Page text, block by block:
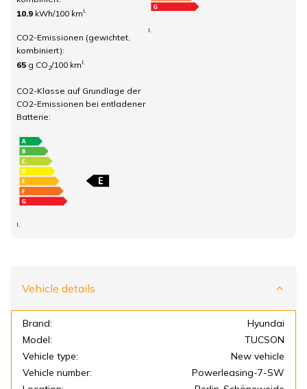
10.9 kWh/100 km I.
CO2-Emissionen (gewichtet,
kombiniert):
65 g CO 2/100 km I.
I.
CO2-Klasse auf Grundlage der
CO2-Emissionen bei entladener
Batterie:
I.
Vehicle details
Brand:
Hyundai
Model:
TUCSON
Vehicle type:
New vehicle
Vehicle number:
Powerleasing-7-SW